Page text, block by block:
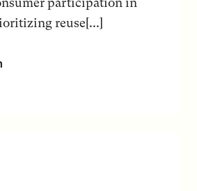
reuse[...]